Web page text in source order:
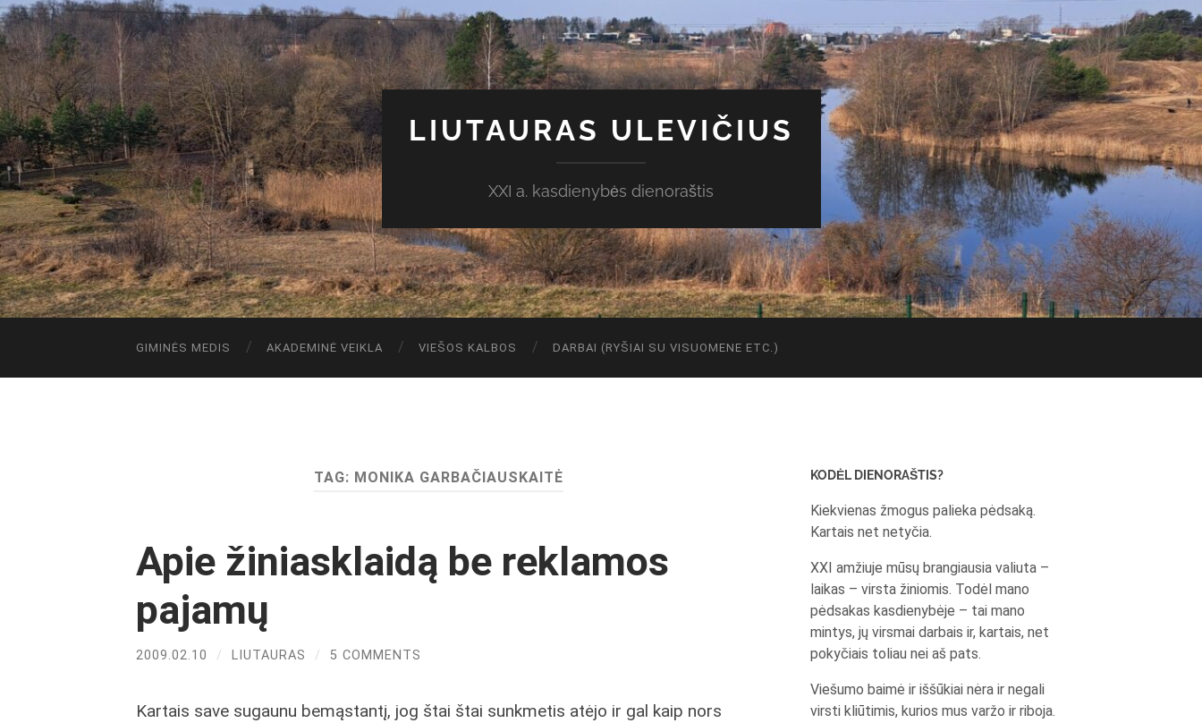
LIUTAURAS ULEVIČIUS
XXI a. kasdienybės dienoraštis
GIMINĖS MEDIS AKADEMINĖ VEIKLA VIEŠOS KALBOS DARBAI (RYŠIAI SU VISUOMENE ETC.)
TAG: MONIKA GARBAČIAUSKAITĖ
Apie žiniasklaidą be reklamos
pajamų
2009.02.10 / LIUTAURAS / 5 COMMENTS
Kartais save sugaunu bemąstantį, jog štai štai sunkmetis atėjo ir gal kaip nors
KODĖL DIENORAŠTIS?
Kiekvienas žmogus palieka pėdsaką.
Kartais net netyčia.
XXI amžiuje mūsų brangiausia valiuta –
laikas – virsta žiniomis. Todėl mano
pėdsakas kasdienybėje – tai mano
mintys, jų virsmai darbais ir, kartais, net
pokyčiais toliau nei aš pats.
Viešumo baimė ir iššūkiai nėra ir negali
virsti kliūtimis, kurios mus varžo ir riboja.